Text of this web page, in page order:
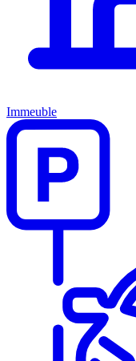
Immeuble